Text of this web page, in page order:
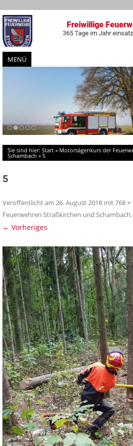
Freiwillige
365 Tage im Jahr
MENÜ
Zum
Inhalt
Sie sind hier: Start » Motorsägenkurs der
Schambach » 5
5
Veröffentlicht am 26. August 2018 mit768 ×
Feuerwehren Straßkirchen und Schambach.
← Vorheriges